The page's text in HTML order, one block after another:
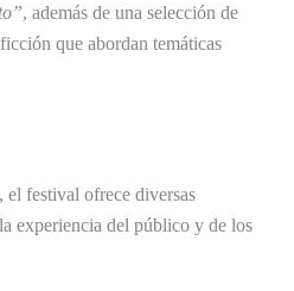
, además de una selección de
que abordan temáticas
el festival ofrece diversas
experiencia del público y de los